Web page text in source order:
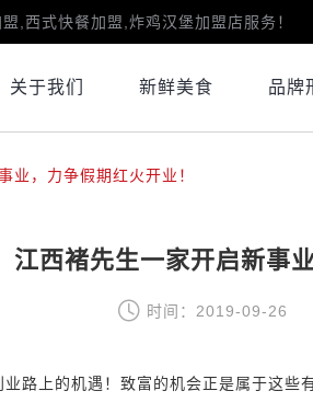
,西式快餐加盟,炸鸡汉堡加盟店服务！
关于我们 新鲜美食 品牌
业，力争假期红火开业！
江西褚先生一家开启新事
时间：2019-09-26
路上的机遇！致富的机会正是属于这